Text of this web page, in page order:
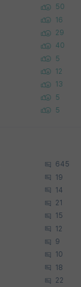
50
16
29
40
5
12
13
5
5
645
19
14
21
15
12
9
10
18
22